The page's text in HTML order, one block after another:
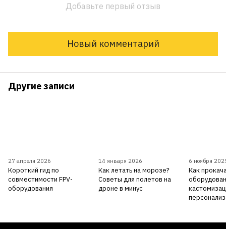
Добавьте первый отзыв
Новый комментарий
Другие записи
27 апреля 2026
Короткий гид по
совместимости FPV-
оборудования
14 января 2026
Как летать на морозе?
Советы для полетов на
дроне в минус
6 ноября
Как